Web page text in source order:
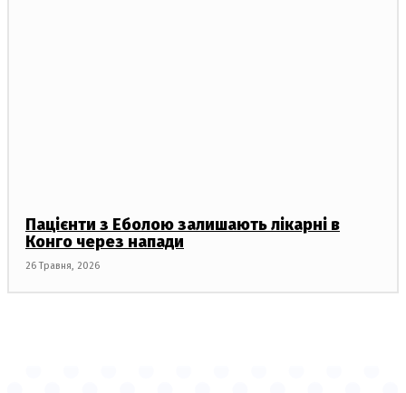
Пацієнти з Еболою залишають лікарні в
Конго через напади
26 Травня, 2026